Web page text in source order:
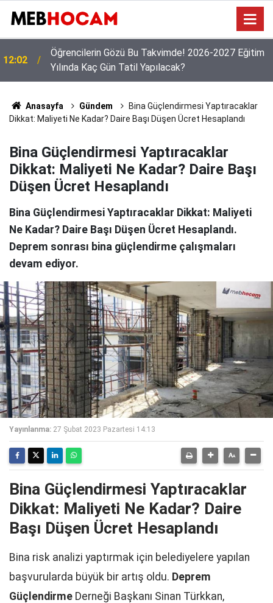
09:03
Öğretmenlerin Özür Grubu Tercihleri Başladı: Gözler
11 Ağustos ve İl Emri Kararında!
Anasayfa Gündem
Bina Güçlendirmesi Yaptıracaklar
Dikkat: Maliyeti Ne Kadar? Daire Başı Düşen Ücret Hesaplandı
Bina Güçlendirmesi Yaptıracaklar
Dikkat: Maliyeti Ne Kadar? Daire Başı
Düşen Ücret Hesaplandı
Bina Güçlendirmesi Yaptıracaklar Dikkat: Maliyeti
Ne Kadar? Daire Başı Düşen Ücret Hesaplandı.
Deprem sonrası bina güçlendirme çalışmaları
devam ediyor.
Yayınlanma: 27 Şubat 2023 Pazartesi 14:13
Bina Güçlendirmesi Yaptıracaklar
Dikkat: Maliyeti Ne Kadar? Daire
Başı Düşen Ücret Hesaplandı
Bina risk analizi yaptırmak için belediyelere yapılan
başvurularda büyük bir artış oldu. Deprem
Güçlendirme Derneği Başkanı Sinan Türkkan,